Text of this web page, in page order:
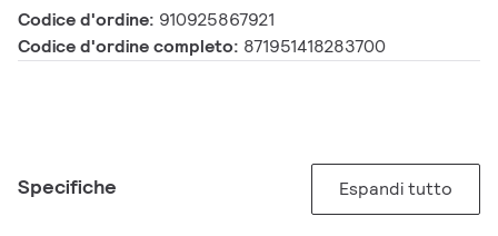
Codice d'ordine: 910925867921
Codice d'ordine completo: 871951418283700
Specifiche Espandi tutto